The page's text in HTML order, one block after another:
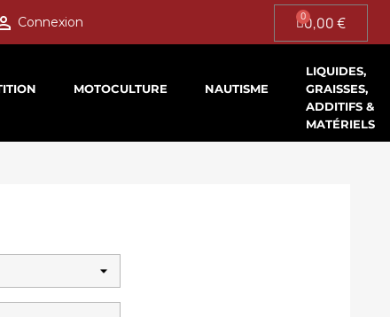
Connexion 0,00 €
MOTOCULTURE NAUTISME
LIQUIDES,
GRAISSES,
ADDITIFS &
MATÉRIELS